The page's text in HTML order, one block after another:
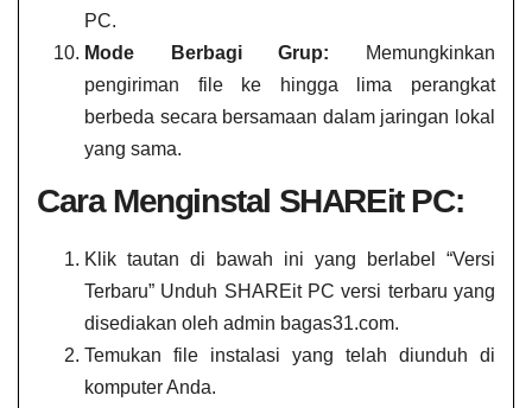
PC.
Mode Berbagi Grup: Memungkinkan
pengiriman file ke hingga lima perangkat
berbeda secara bersamaan dalam jaringan lokal
yang sama.
Cara Menginstal SHAREit PC:
Klik tautan di bawah ini yang berlabel “Versi
Terbaru” Unduh SHAREit PC versi terbaru yang
disediakan oleh admin bagas31.com.
Temukan file instalasi yang telah diunduh di
komputer Anda.